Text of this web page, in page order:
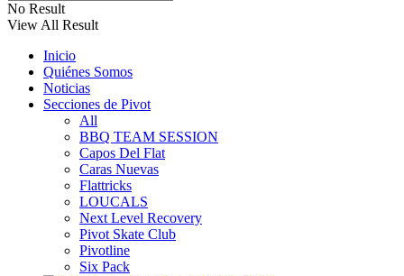
No Result
View All Result
Inicio
Quiénes Somos
Noticias
Secciones de Pivot
All
BBQ TEAM SESSION
Capos Del Flat
Caras Nuevas
Flattricks
LOUCALS
Next Level Recovery
Pivot Skate Club
Pivotline
Six Pack